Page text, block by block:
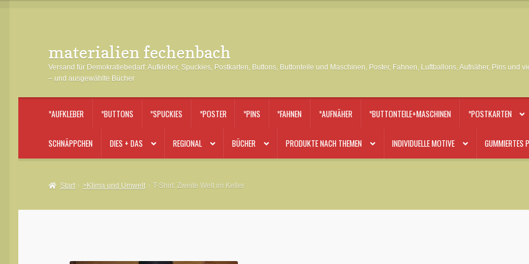
Navigation
springen
Inhalt
springen
materialien fechenbach
Versand für Demokratiebedarf: Aufkleber, Spuckies, Postkarten, Buttons, Buttonteile und Maschinen, Poster, Fahnen, Luftballons, Aufnäher, Pins und
– und ausgewählte Bücher
*AUFKLEBER *BUTTONS *SPUCKIES *POSTER *PINS *FAHNEN *AUFNÄHER *BUTTONTEILE+MASCHINEN *POSTKARTEN
SCHNÄPPCHEN DIES + DAS REGIONAL BÜCHER PRODUKTE NACH THEMEN INDIVIDUELLE MOTIVE GUMMIERTES
Start >Klima und Umwelt T-Shirt: Zweite Welt im Keller